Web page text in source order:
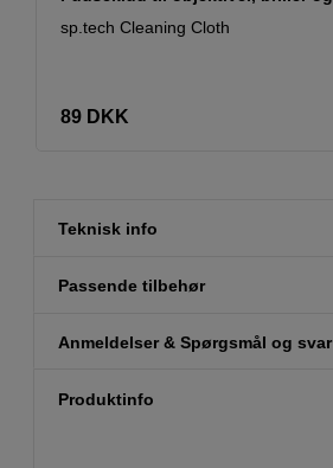
sp.tech Cleaning Cloth
89 DKK
Teknisk info
Passende tilbehør
Anmeldelser & Spørgsmål og svar
Produktinfo